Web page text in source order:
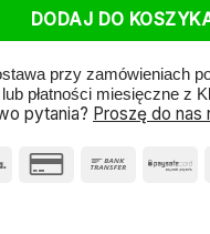
DODAJ DO
przy zamówieniach
płatności miesięczne z
pytania? Proszę do nas